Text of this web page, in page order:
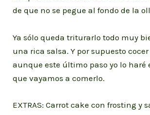
de que no se pegue al fondo de la
Ya sólo queda triturarlo todo muy
una rica salsa. Y por supuesto
aunque este último paso yo lo haré
que vayamos a comerlo.
EXTRAS: Carrot cake con frosting y